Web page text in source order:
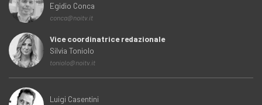
Egidio Conca
conca@noitv.it
Vice coordinatrice redazionale
Silvia Toniolo
toniolo@noitv.it
Luigi Casentini